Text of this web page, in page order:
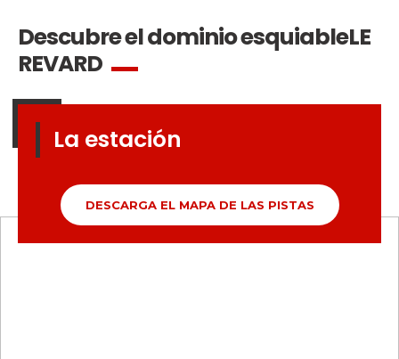
La estación
DESCARGA EL MAPA DE LAS PISTAS
Descubre el dominio esquiableLE
REVARD